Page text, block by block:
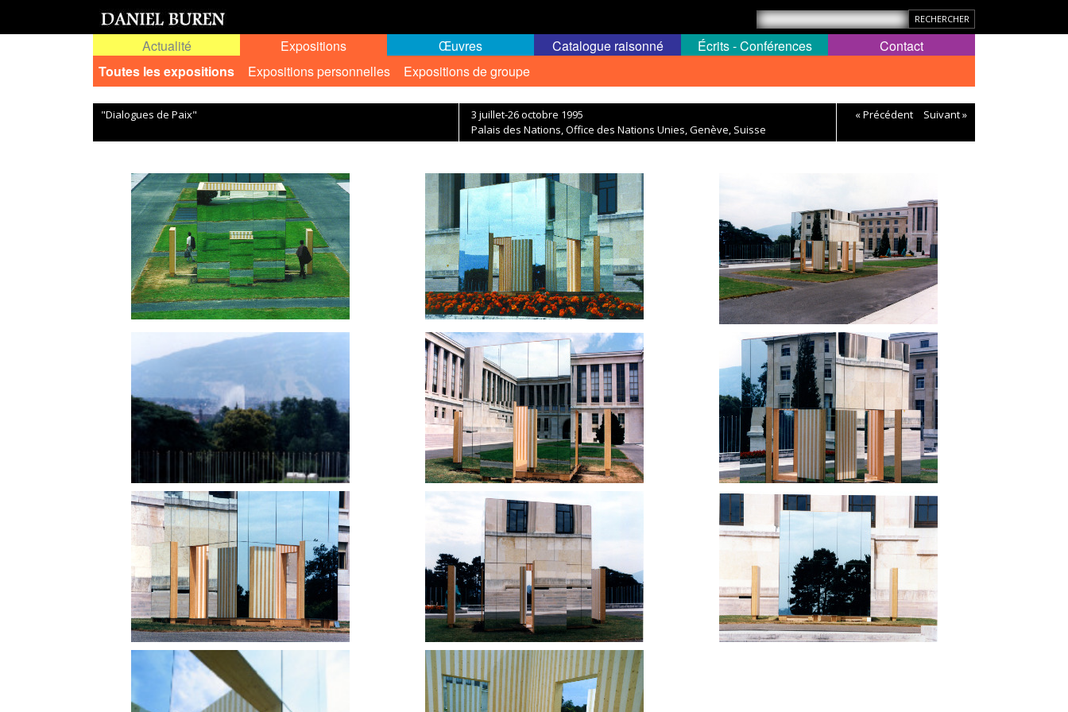
Actualité
Expositions
Toutes les expositions
Expositions personnelles Expositions de groupe
Œuvres Catalogue raisonné Écrits - Conférences Contact
"Dialogues de Paix"
3 juillet-26 octobre 1995
Palais des Nations, Office des Nations Unies, Genève, Suisse
« Précédent Suivant »